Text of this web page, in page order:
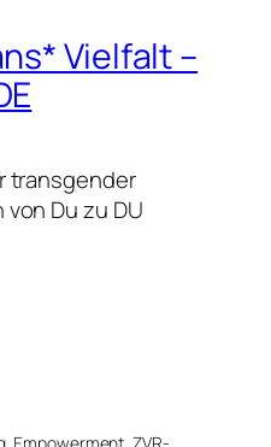
Vielfalt –
transgender
Du zu DU